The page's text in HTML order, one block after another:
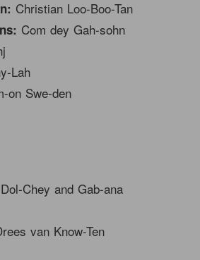
Christian Loo-Boo-Tan
Com dey Gah-sohn
Lah
on Swe-den
Dol-Chey and Gab-ana
van Know-Ten